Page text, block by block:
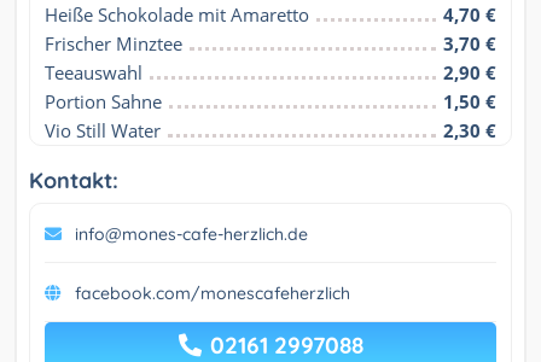
Heiße Schokolade mit Amaretto
4,70 €
Frischer Minztee
3,70 €
Teeauswahl
2,90 €
Portion Sahne
1,50 €
Vio Still Water
2,30 €
Kontakt:
info@mones-cafe-herzlich.de
facebook.com/monescafeherzlich
02161 2997088